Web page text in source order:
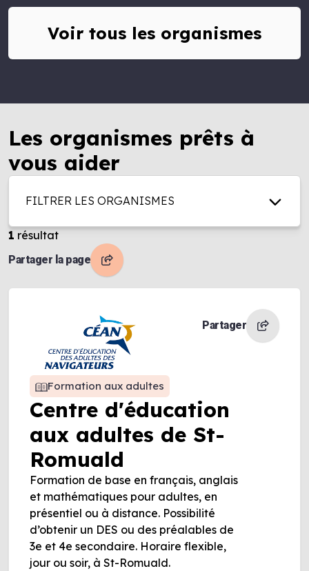
Voir tous les organismes
Les organismes prêts à
vous aider
FILTRER LES ORGANISMES
1 résultat
Partager la page
Centre d'éducation
aux adultes de St-
Romuald
Partager
Formation aux adultes
Formation de base en français, anglais
et mathématiques pour adultes, en
présentiel ou à distance. Possibilité
d’obtenir un DES ou des préalables de
3e et 4e secondaire. Horaire flexible,
jour ou soir, à St-Romuald.